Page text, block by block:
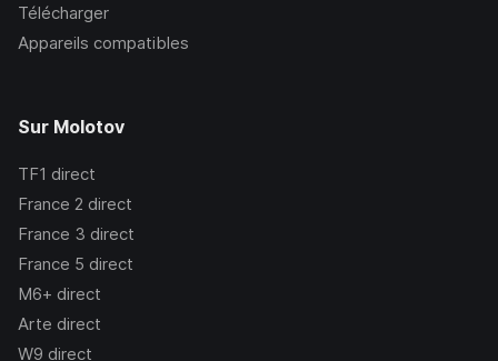
Télécharger
Appareils compatibles
Sur Molotov
TF1 direct
France 2 direct
France 3 direct
France 5 direct
M6+ direct
Arte direct
W9 direct